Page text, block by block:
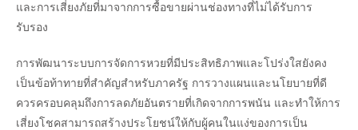
และการเสี่ยงภัยที่มาจากการซื้อขายผ่านช่องทางที่ไม่ได้รับการ
รับรอง
การพัฒนาระบบการจัดการหวยที่มีประสิทธิภาพและโปร่งใสยังคง
เป็นข้อท้าทายที่สำคัญสำหรับภาครัฐ การวางแผนและนโยบายที่ดี
ควรครอบคลุมถึงการลดภัยอันตรายที่เกิดจากการพนัน และทำให้การ
เสี่ยงโชคสามารถสร้างประโยชน์ให้กับผู้คนในแง่ของการเป็น